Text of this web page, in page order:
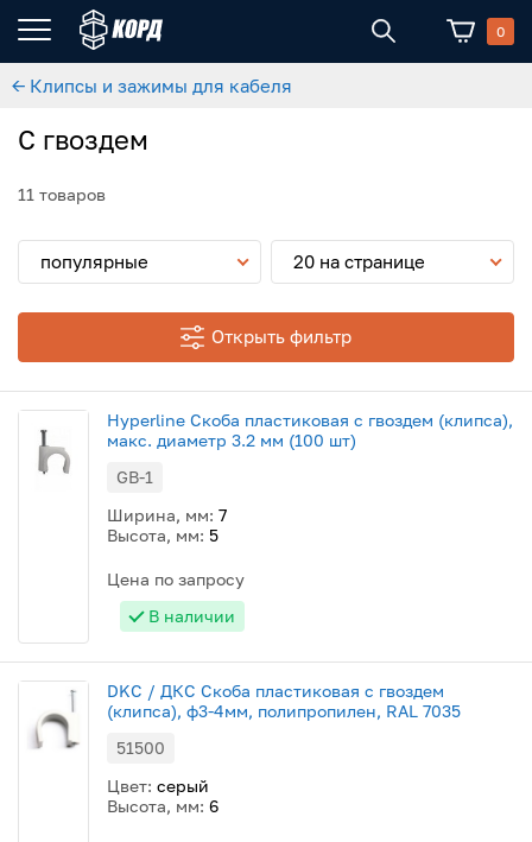
0
← Клипсы и зажимы для кабеля
С гвоздем
11 товаров
популярные 20 на странице
Открыть фильтр
Hyperline Скоба пластиковая с гвоздем (клипса),
макс. диаметр 3.2 мм (100 шт)
GB-1
Ширина, мм: 7
Высота, мм: 5
Цена по запросу
В наличии
DKC / ДКС Скоба пластиковая с гвоздем
(клипса), ф3-4мм, полипропилен, RAL 7035
51500
Цвет: серый
Высота, мм: 6